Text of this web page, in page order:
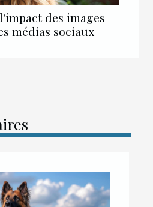
des images
médias sociaux